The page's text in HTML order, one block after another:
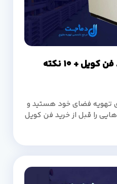
کامل ترین راهنمای خرید فن کویل + 10 نکته
تهویه فضای خود هستید و
را قبل از خرید فن کویل